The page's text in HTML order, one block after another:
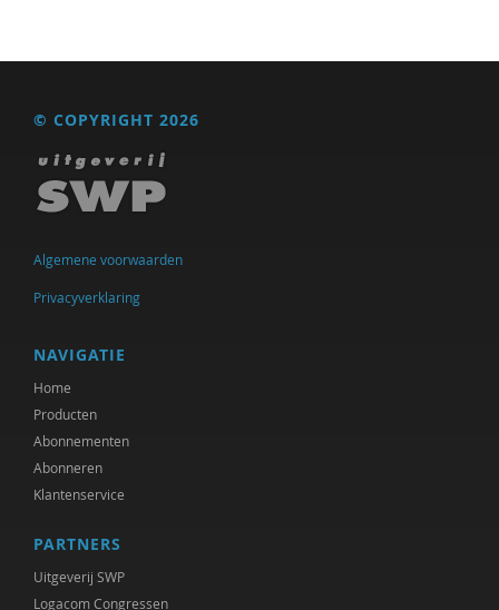
Markus Balkenhol
Floor Basten
Lisette Bastiaansen
Adriaan Bekman (met medewerking van Harry
Kunneman)
Elena Bendien
Jessica Benjamin
© COPYRIGHT 2026
Algemene voorwaarden
Privacyverklaring
NAVIGATIE
Home
Producten
Abonnementen
Abonneren
Klantenservice
PARTNERS
Uitgeverij SWP
Logacom Congressen